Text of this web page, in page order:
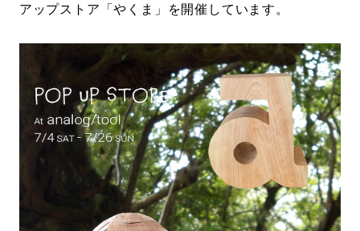
アップストア「やくま」を開催しています。